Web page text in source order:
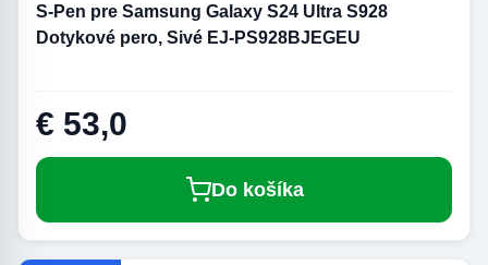
S-Pen pre Samsung Galaxy S24 Ultra S928
Dotykové pero, Sivé EJ-PS928BJEGEU
€ 53,0
Do košíka